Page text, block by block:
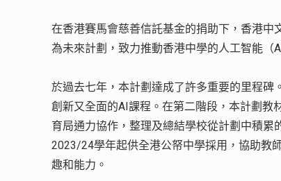
在香港賽馬會慈善信託基金的捐助下，香港中
為未來計劃，致力推動香港中學的人工智能（
於過去七年，本計劃達成了許多重要的里程碑
創新又全面的AI課程。在第二階段，本計劃教
育局通力協作，整理及總結學校從計劃中積
2023/24學年起供全港公帑中學採用，協助教
趣和能力。